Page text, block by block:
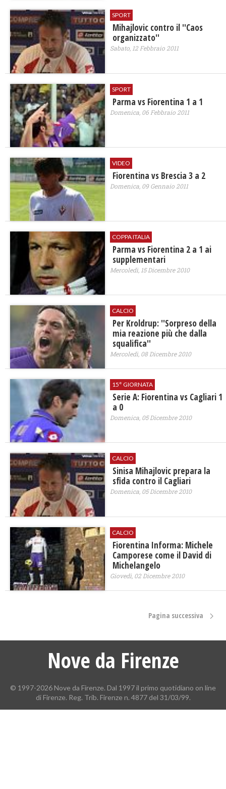
SPORT
Mihajlovic contro il ''Caos
organizzato''
Sabato, 12 Febbraio 2011
SPORT
Parma vs Fiorentina 1 a 1
Domenica, 06 Febbraio 2011
VIDEO
Fiorentina vs Brescia 3 a 2
Domenica, 09 Gennaio 2011
COPPA ITALIA
Parma vs Fiorentina 2 a 1 ai
supplementari
Mercoledì, 15 Dicembre 2010
CALCIO
Per Kroldrup: ''Sorpreso della
mia reazione più che dalla
squalifica''
Mercoledì, 08 Dicembre 2010
15° GIORNATA
Serie A: Fiorentina vs Cagliari 1
a 0
Domenica, 05 Dicembre 2010
CALCIO
Sinisa Mihajlovic prepara la
sfida contro il Cagliari
Domenica, 05 Dicembre 2010
CALCIO
Fiorentina Informa: Michele
Camporese come il David di
Michelangelo
Giovedì, 02 Dicembre 2010
Pagina successiva
Nove da Firenze
© 1997-2026 Nove da Firenze. Dal 1997 il primo quotidiano on line
di Firenze. Reg. Trib. Firenze n. 4877 del 31/03/99.